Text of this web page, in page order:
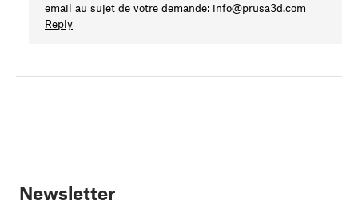
email au sujet de votre demande: info@prusa3d.com
Reply
Newsletter